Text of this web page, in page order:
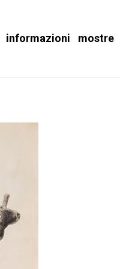
informazioni mostre